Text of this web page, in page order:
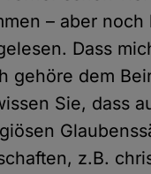
– aber
Dass
gehöre dem
Sie, dass
z.B.